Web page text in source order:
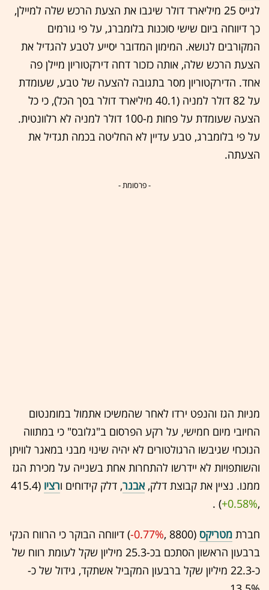
לגייס 25 מיליארד דולר שיגבו את הצעת הרכש שלה למיילן,
כך דיווחה ביום שישי סוכנות בלומברג, על פי גורמים
המקורבים לנושא. המימון המדובר יסייע לטבע להגדיל את
הצעת הרכש שלה, אותה כזכור דחה דירקטוריון מיילן פה
אחד. הדירקטוריון מסר בתגובה להצעה של טבע, שעומדת
על 82 דולר למניה (40.1 מיליארד דולר בסך הכל), כי כל
הצעה שעומדת על פחות מ-100 דולר למניה לא רלוונטית.
על פי בלומברג, טבע עדיין לא החליטה בכמה תגדיל את
הצעתה.
- פרסומת -
מניות הגז והנפט ירדו לאחר שהמשיכו אתמול במומנטום
החיובי מיום חמישי, על רקע הפרסום ב"גלובס" כי במתווה
הנוכחי שגיבשו הרגולטורים לא יהיה שינוי מבני במאגר לוויתן
והשותפויות לא יידרשו להתחרות אחת בשנייה על מכירת הגז
ממנו. נציין את קבוצת דלק, אבנר, דלק קידוחים ורציו (415.4
,‎
+0.58%
‏) .
חברת מטריקס (8800 ,‎
-0.77%‏) דיווחה הבוקר כי הרווח הנקי
ברבעון הראשון הסתכם בכ-25.3 מיליון שקל לעומת רווח של
כ-22.3 מיליון שקל ברבעון המקביל אשתקד, גידול של כ-